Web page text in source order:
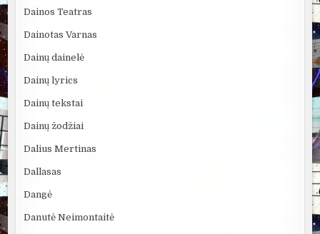
Dainos Teatras
Dainotas Varnas
Dainų dainelė
Dainų lyrics
Dainų tekstai
Dainų žodžiai
Dalius Mertinas
Dallasas
Dangė
Danutė Neimontaitė